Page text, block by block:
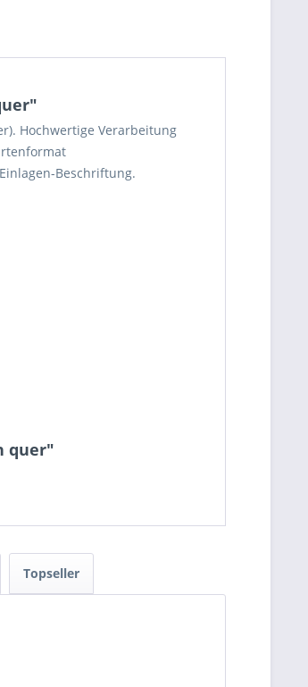
Hochwertige Verarbeitung
Beschriftung.
quer"
Topseller